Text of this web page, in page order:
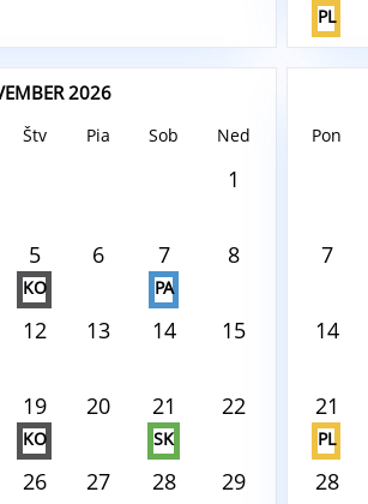
PL
2026
Štv Pia Sob Ned
1
5
KO
6 7
PA
8
12 13 14 15
19
KO
20 21
SK
22
26 27 28 29
Pon
7
14
21
PL
28
V